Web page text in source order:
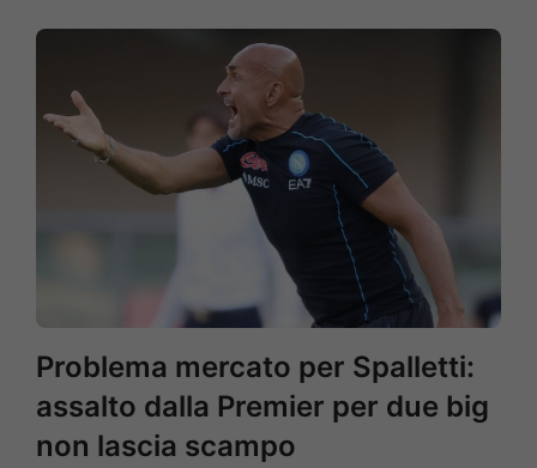
Problema mercato per Spalletti:
assalto dalla Premier per due big
non lascia scampo